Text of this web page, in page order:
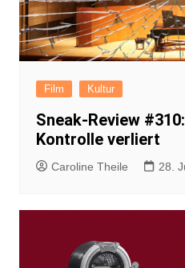
Film Kultur
Sneak-Review
Kontrolle verliert
Caroline Theile 28.